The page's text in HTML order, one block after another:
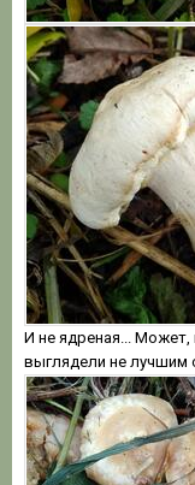
И не ядреная... Может,
выглядели не лучшим